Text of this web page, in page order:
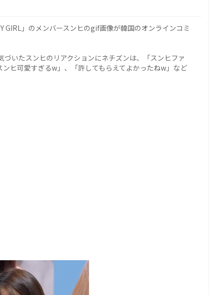
GIRL」のメンバースンヒのgif画像が韓国のオンラインコミ
いたスンヒのリアクションにネチズンは、「スンヒファ
ヒ可愛すぎるw」、「許してもらえてよかったねw」など